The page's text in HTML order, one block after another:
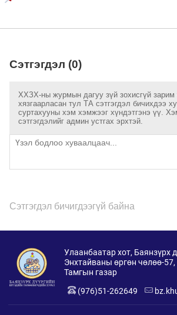
Сэтгэгдэл (0)
ХХЗХ-ны журмын дагуу зүй зохисгүй зарим
хязгаарласан тул ТА сэтгэгдэл бичихдээ
суртахууны хэм хэмжээг хүндэтгэнэ үү.
сэтгэгдэлийг админ устгах эрхтэй.
Сэтгэгдэл бичигдээгүй байна
Улаанбаатар хот, Баянзүрх
Энхтайваны өргөн чөлөө-57,
Тамгын газар
(976)51-262649